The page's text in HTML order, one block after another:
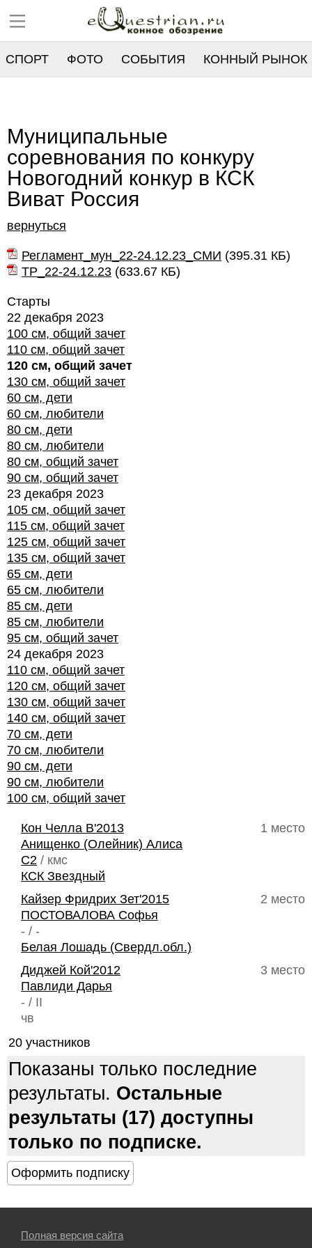
СПОРТ ФОТО СОБЫТИЯ КОННЫЙ РЫНОК
Муниципальные
соревнования по конкуру
Новогодний конкур в КСК
Виват Россия
вернуться
Регламент_мун_22-24.12.23_СМИ (395.31 КБ)
ТР_22-24.12.23 (633.67 КБ)
Старты
22 декабря 2023
100 см, общий зачет
110 см, общий зачет
120 см, общий зачет
130 см, общий зачет
60 см, дети
60 см, любители
80 см, дети
80 см, любители
80 см, общий зачет
90 см, общий зачет
23 декабря 2023
105 см, общий зачет
115 см, общий зачет
125 см, общий зачет
135 см, общий зачет
65 см, дети
65 см, любители
85 см, дети
85 см, любители
95 см, общий зачет
24 декабря 2023
110 см, общий зачет
120 см, общий зачет
130 см, общий зачет
140 см, общий зачет
70 см, дети
70 см, любители
90 см, дети
90 см, любители
100 см, общий зачет
1 место
Кон Челла В'2013
Анищенко (Олейник) Алиса
C2 / кмс
КСК Звездный
2 место
Кайзер Фридрих Зет'2015
ПОСТОВАЛОВА Софья
- / -
Белая Лошадь (Свердл.обл.)
3 место
Диджей Кой'2012
Павлиди Дарья
- / II
чв
20 участников
Показаны только последние
результаты. Остальные
результаты (17) доступны
только по подписке.
Полная версия сайта